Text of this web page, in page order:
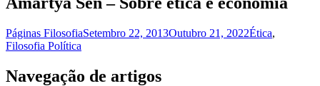
Páginas FilosofiaSetembro 22, 2013Outubro 21, 2022Ética,
Filosofia Política
Navegação de artigos